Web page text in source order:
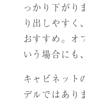
っかり下がり
り出しやすく
おすすめ。オ
いう場合にも
キャビネット
デルではあり